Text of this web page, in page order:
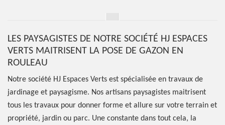
LES PAYSAGISTES DE NOTRE SOCIÉTÉ HJ ESPACES
VERTS MAITRISENT LA POSE DE GAZON EN
ROULEAU
Notre société HJ Espaces Verts est spécialisée en travaux de
jardinage et paysagisme. Nos artisans paysagistes maitrisent
tous les travaux pour donner forme et allure sur votre terrain et
propriété, jardin ou parc. Une constante dans tout cela, la